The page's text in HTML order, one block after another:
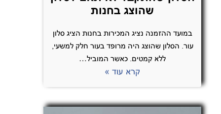
שהוצג בחנות
במועד ההזמנה נציג המכירות בחנות הציג סלון
עור. הסלון שהוצג היה מרופד בעור חלק למשעי,
ללא קמטים. כאשר המוביל…
קרא עוד »